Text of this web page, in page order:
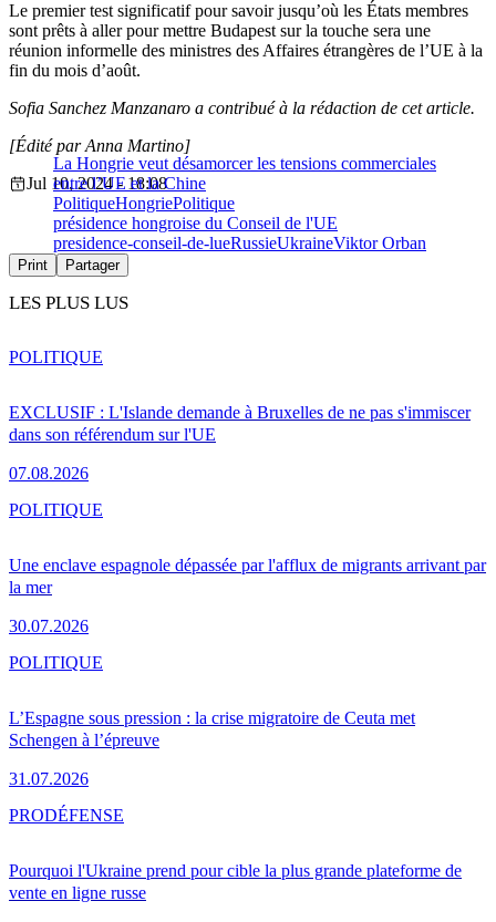
Le premier test significatif pour savoir jusqu’où les États membres
sont prêts à aller pour mettre Budapest sur la touche sera une
réunion informelle des ministres des Affaires étrangères de l’UE à la
fin du mois d’août.
Sofia Sanchez Manzanaro a contribué à la rédaction de cet article.
La Hongrie veut désamorcer les tensions commerciales
entre l’UE et la Chine
[Édité par Anna Martino]
Jul 10, 2024 - 18:08
PolitiqueHongriePolitique
présidence hongroise du Conseil de l'UE
presidence-conseil-de-lueRussieUkraineViktor Orban
Print Partager
LES PLUS LUS
EXCLUSIF : L'Islande demande à Bruxelles de ne pas s'immiscer
dans son référendum sur l'UE
07.08.2026
POLITIQUE
Une enclave espagnole dépassée par l'afflux de migrants arrivant par
la mer
30.07.2026
POLITIQUE
L’Espagne sous pression : la crise migratoire de Ceuta met
Schengen à l’épreuve
31.07.2026
POLITIQUE
Pourquoi l'Ukraine prend pour cible la plus grande plateforme de
vente en ligne russe
PRODÉFENSE